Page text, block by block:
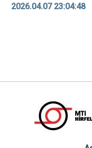
2026.04.07 23:04:48